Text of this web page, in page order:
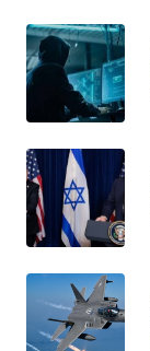
WAHANA
OTOMOTIF
WAHANA
HEALTH
WAHANA
DESA
WISATA
LAPAK
WAHANA